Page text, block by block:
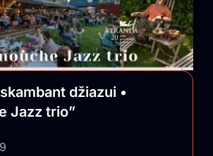
džiazui •
Jazz trio”